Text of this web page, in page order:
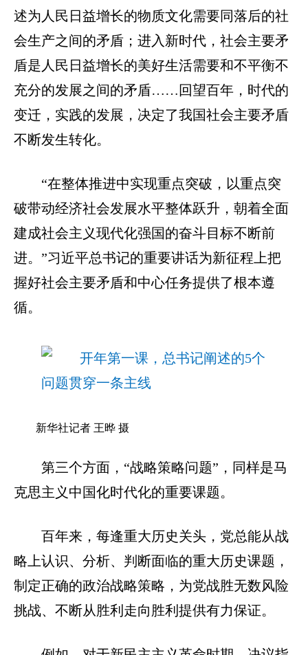
述为人民日益增长的物质文化需要同落后的社
会生产之间的矛盾；进入新时代，社会主要矛
盾是人民日益增长的美好生活需要和不平衡不
充分的发展之间的矛盾……回望百年，时代的
变迁，实践的发展，决定了我国社会主要矛盾
不断发生转化。
“在整体推进中实现重点突破，以重点突
破带动经济社会发展水平整体跃升，朝着全面
建成社会主义现代化强国的奋斗目标不断前
进。”习近平总书记的重要讲话为新征程上把
握好社会主要矛盾和中心任务提供了根本遵
循。
新华社记者 王晔 摄
第三个方面，“战略策略问题”，同样是马
克思主义中国化时代化的重要课题。
百年来，每逢重大历史关头，党总能从战
略上认识、分析、判断面临的重大历史课题，
制定正确的政治战略策略，为党战胜无数风险
挑战、不断从胜利走向胜利提供有力保证。